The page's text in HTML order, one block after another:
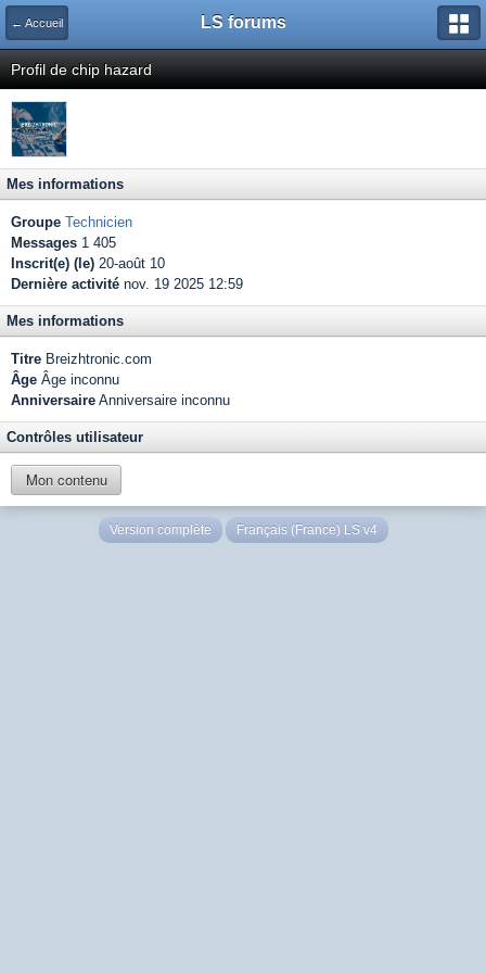
← Accueil LS forums
Profil de chip hazard
Mes informations
Groupe Technicien
Messages 1 405
Inscrit(e) (le) 20-août 10
Dernière activité nov. 19 2025 12:59
Mes informations
Titre Breizhtronic.com
Âge Âge inconnu
Anniversaire Anniversaire inconnu
Contrôles utilisateur
Mon contenu
Version complète Français (France) LS v4